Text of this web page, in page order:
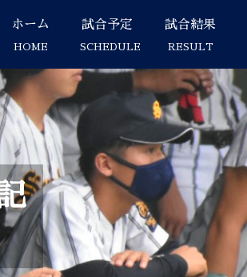
ホーム
HOME
試合予定
SCHEDULE
試合結果
RESULT